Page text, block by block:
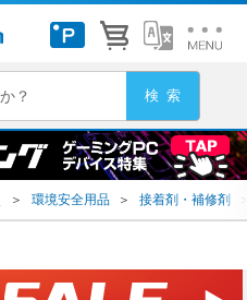
＞ 環境安全用品 ＞ 接着剤・補修剤